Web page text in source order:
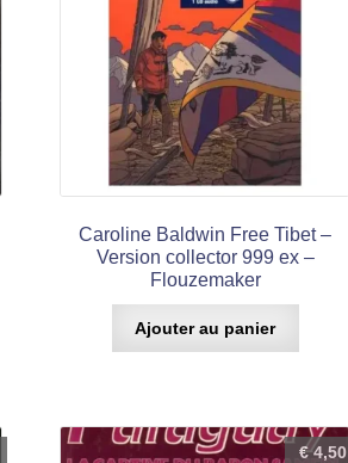
Caroline Baldwin Free Tibet –
Version collector 999 ex –
Flouzemaker
Ajouter au panier
€4,50